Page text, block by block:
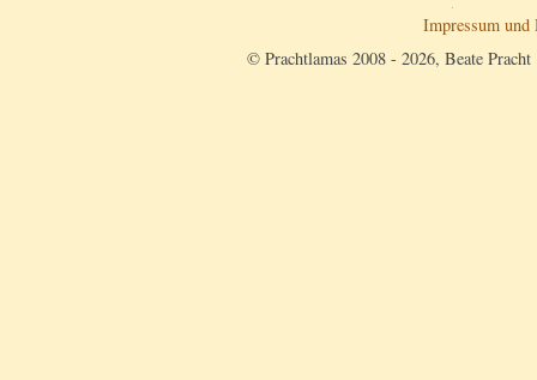
Impressum und
© Prachtlamas 2008 - 2026, Beate Pracht